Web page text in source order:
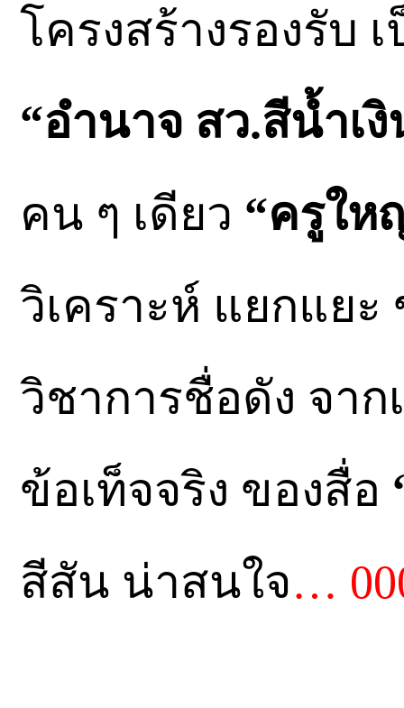
โครงสร้างรองรับ
“อำนาจ สว.สีนํ้าเงิ
คน ๆ เดียว “ครูให
วิเคราะห์ แยกแยะ
วิชาการชื่อดัง จาก
ข้อเท็จจริง ของสื่อ
สีสัน น่าสนใจ…